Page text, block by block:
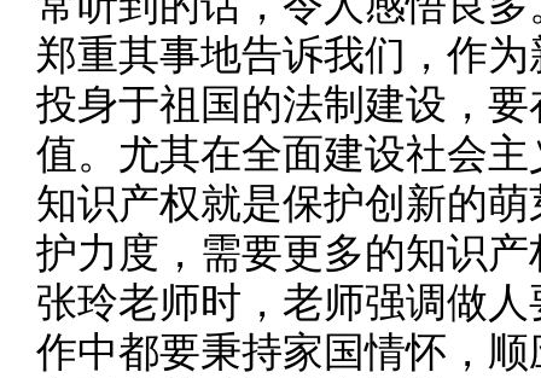
郑重其事地告诉我们，作
投身于祖国的法制建设，
值。尤其在全面建设社会
知识产权就是保护创新的
护力度，需要更多的知识
张玲老师时，老师强调做
作中都要秉持家国情怀，